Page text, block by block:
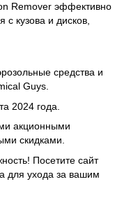
Remover эффективно
с кузова и дисков,
средства и
Guys.
2024 года.
акционными
скидками.
Посетите сайт
для ухода за вашим